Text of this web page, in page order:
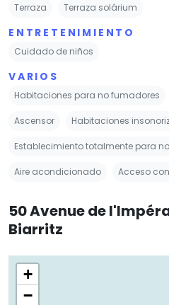
Terraza Terraza solárium
ENTRETENIMIENTO
Cuidado de niños
VARIOS
Habitaciones para no fumadores
Ascensor Habitaciones
Establecimiento totalmente para
Aire acondicionado Acceso
50 Avenue de
Biarritz
+
−